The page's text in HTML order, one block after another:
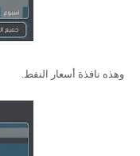
وهذه نافذة أسعار النفط.